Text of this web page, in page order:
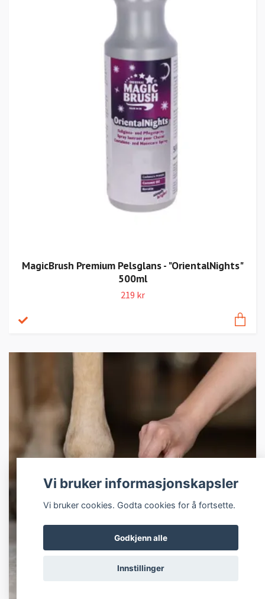
MagicBrush Premium Pelsglans - "OrientalNights"
500ml
219 kr
Vi bruker informasjonskapsler
Vi bruker cookies. Godta cookies for å fortsette.
Godkjenn alle
Innstillinger